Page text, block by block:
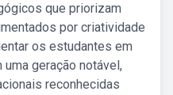
que priorizam
por criatividade
os estudantes em
uma geração notável,
reconhecidas